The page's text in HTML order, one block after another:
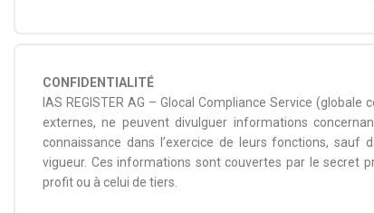
CONFIDENTIALITÉ
IAS REGISTER AG – Glocal Compliance Service
externes, ne peuvent divulguer informations
connaissance dans l’exercice de leurs fonctions,
vigueur. Ces informations sont couvertes par le secret
profit ou à celui de tiers.